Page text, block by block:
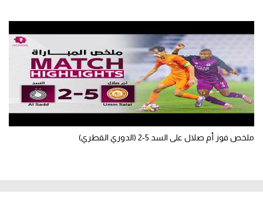
ملخص فوز أم صلال على السد 5-2 (الدوري القطري)